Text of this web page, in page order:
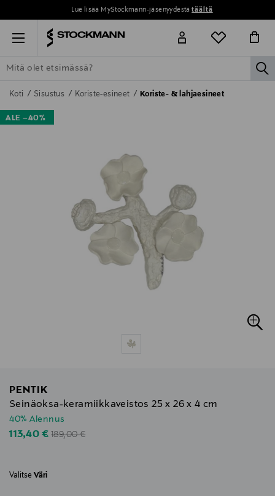
Lue lisää MyStockmann-jäsenyydestätäältä
Menu
ETSI KAIKKI NAISET MIEHET LAPSET KOTI
Koti Sisustus Koriste-esineet Koriste- & lahjaesineet
ALE –40%
PENTIK
Seinäoksa-keramiikkaveistos 25 x 26 x 4 cm
40% Alennus
Discounted Price
113,40 €Original Price
189,00 €
Valitse Väri